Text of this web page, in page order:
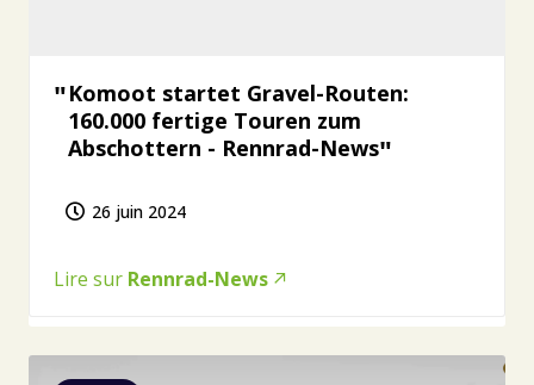
Komoot startet Gravel-Routen:
160.000 fertige Touren zum
Abschottern - Rennrad-News
26 juin 2024
Lire sur Rennrad-News